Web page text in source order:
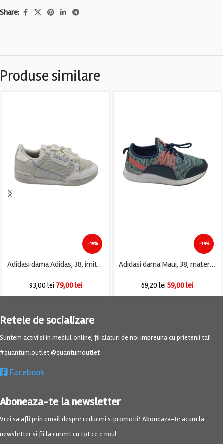
Share:
Produse similare
-15%
Adidasi dama Adidas, 38, imitatie de piele, material textil, alb
93,00lei 79,00lei
-15%
Adidasi dama Maui, 38, material textil, albastru
69,20lei59,00lei
Retele de socializare
Suntem activi si in mediul online, fii alaturi de noi impreuna cu prietenii tai!
#quantum.outlet @quantumoutlet
Facebook
Aboneaza-te la newsletter
Vrei sa afli prin email despre reduceri si promotii? Aboneaza-te acum la
newsletter si fii la curent cu tot ce e nou!